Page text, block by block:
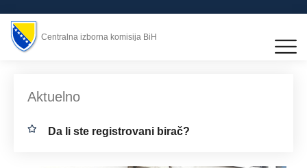
Centralna izborna komisija BiH
Aktuelno
Da li ste registrovani birač?